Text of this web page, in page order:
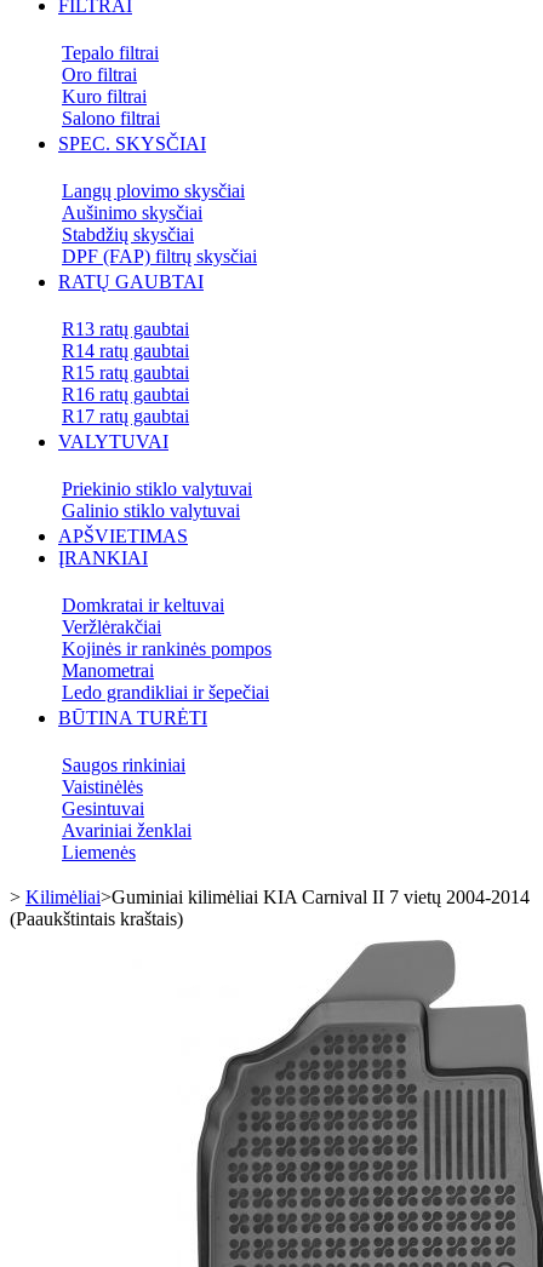
FILTRAI
Tepalo filtrai
Oro filtrai
Kuro filtrai
Salono filtrai
SPEC. SKYSČIAI
Langų plovimo skysčiai
Aušinimo skysčiai
Stabdžių skysčiai
DPF (FAP) filtrų skysčiai
RATŲ GAUBTAI
R13 ratų gaubtai
R14 ratų gaubtai
R15 ratų gaubtai
R16 ratų gaubtai
R17 ratų gaubtai
VALYTUVAI
Priekinio stiklo valytuvai
Galinio stiklo valytuvai
APŠVIETIMAS
ĮRANKIAI
Domkratai ir keltuvai
Veržlėrakčiai
Kojinės ir rankinės pompos
Manometrai
Ledo grandikliai ir šepečiai
BŪTINA TURĖTI
Saugos rinkiniai
Vaistinėlės
Gesintuvai
Avariniai ženklai
Liemenės
> Kilimėliai>Guminiai kilimėliai KIA Carnival II 7 vietų 2004-2014
(Paaukštintais kraštais)